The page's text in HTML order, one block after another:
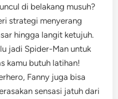
di belakang musuh?
strategi menyerang
hingga langit ketujuh.
jadi Spider-Man untuk
kamu butuh latihan!
Fanny juga bisa
sensasi jatuh dari